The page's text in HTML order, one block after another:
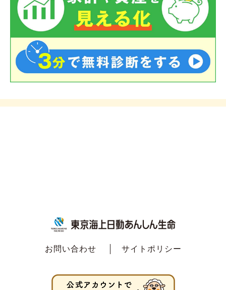
お問い合わせ サイトポリシー